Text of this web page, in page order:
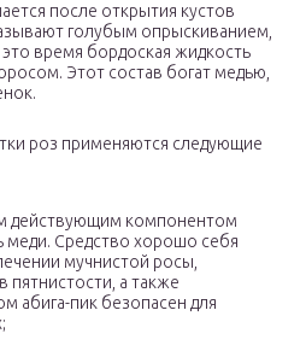
после открытия кустов
голубым опрыскиванием,
время бордоская жидкость
Этот состав богат медью,
роз применяются следующие
действующим компонентом
меди. Средство хорошо себя
мучнистой росы,
пятнистости, а также
абига-пик безопасен для